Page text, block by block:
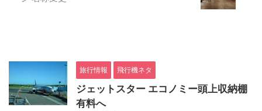
旅行情報 飛行機ネタ
ジェットスター エコノミー頭上収納棚
有料へ